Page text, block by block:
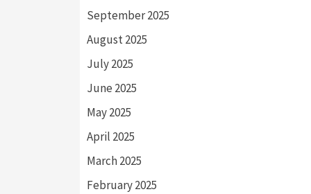
September 2025
August 2025
July 2025
June 2025
May 2025
April 2025
March 2025
February 2025